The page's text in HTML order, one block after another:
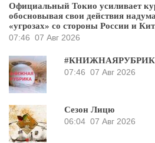
Официальный Токио усиливает
обосновывая свои действия
«угрозах» со стороны России и
07:46 07 Авг 2026
07:46 07 Авг 2026
Сезон Лицю
06:04 07 Авг 2026